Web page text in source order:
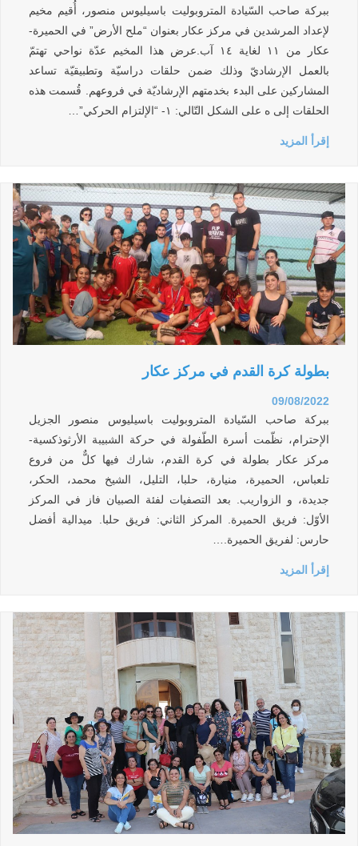
ببركة صاحب السّيادة المتروبوليت باسيليوس منصور، أُقيم مخيم
لإعداد المرشدين في مركز عكار بعنوان “ملح الأرض” في الحميرة-
عكار من ١١ لغاية ١٤ آب.عرض هذا المخيم عدّة نواحي تهتمّ
بالعمل الإرشاديّ وذلك ضمن حلقات دراسيّة وتطبيقيّة تساعد
المشاركين على البدء بخدمتهم الإرشاديّة في فروعهم. قُسمت هذه
الحلقات إلى ه على الشكل التّالي: ١- “الإلتزام الحركي”…
إقرأ المزيد
بطولة كرة القدم في مركز عكار
09/08/2022
ببركة صاحب السّيادة المتروبوليت باسيليوس منصور الجزيل
الإحترام، نظّمت أسرة الطّفولة في حركة الشبيبة الأرثوذكسية-
مركز عكار بطولة في كرة القدم، شارك فيها كلٌّ من فروع
تلعباس، الحميرة، منيارة، حلبا، التليل، الشيخ محمد، الحكر،
جديدة، و الزواريب. بعد التصفيات لفئة الصبيان فاز في المركز
الأوّل: فريق الحميرة. المركز الثاني: فريق حلبا. ميدالية أفضل
حارس: لفريق الحميرة.…
إقرأ المزيد